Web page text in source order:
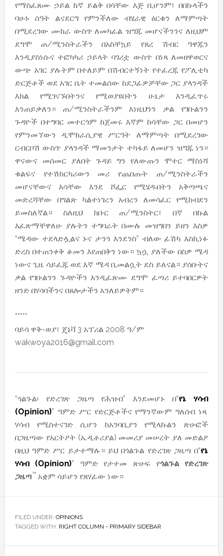
የማስፈጸሙ ኃይል ከኛ ይልቅ በሳቸው እጅ ቢሆንም፣ በበኩላችን
ባሁኑ ሰዓት ልናደርግ የምንችለው ብሄራዊ ዕርቁን ለማምጣት
በሚደረገው ሙከራ ውስጥ ለመካፈል ዝግጁ መሆናችንንና ለዚህም
ደግሞ ጠ/ሚንስትራችን በአስቸኳይ የጸረ ሽብር ዓዋጁን
እንዲያስነሱና ተፎካካሪ ኃይላት ባገሪቷ ውስጥ በነጻ ለመዘዋወርና
ውጭ አገር ያሉትም በተለይም በሽብርተኝነት የተፈረጁ የፖሊቲካ
ድርጅቶች ወደ አገር ቤት ተመልሰው ከደጋፊዎቻቸው ጋር ያላንዳች
እክል የሚገናኙበትንና የሚወያዩበትን ሁኔታ እንዲፈጥሩ
እንጠይቃለን። ጠ/ሚንስትራችንም እነዚህንን ቃል የገቡልንን
ጉዳዮች በተግባር መተርጎም ከጀመሩ እኛም ከሳቸው ጋር በመሆን
የምንመኘውን ዲሞክራሲያዊ ሥርዓት ለማምጣት በሚደረገው
ርብርቦሽ ውስጥ ያላንዳች ማመንታት ተካፋይ ለመሆን ዝግጁ ነን።
ዋናውና መሰመር ያለበት ጉዳይ ግን የለውጡን ሞተር ማስነሻ
ቁልፍና የተሽከርካሪውን መሪ የጨበጡት ጠ/ሚንስትራችን
መሆናቸውና እሳቸው እንደ ሾፌር የሚሄዱበትን አቅጣጫና
መድረሻቸው በግልጽ ካልተነገረን አብረን ለመሳፈር የሚከብደን
ይመስለኛል። ስለዚህ ክቡር ጠ/ሚንስትር፣ በኛ በኩል
እፈጽማቸዋለሁ ያሉትን ተግባራት በሙሉ መዝግበን ይዘን እስዎ
“ሜዳው ተደላድሏልና ኑና ታንጎ እንደንስ” ብለው ፊሽካ እስኪነፉ
ድረስ በተጠንቀቅ ቆመን እየጠበቅን ነው። ኳሷ ያለችው በስዎ ሜዳ
ነውና ጊዜ ሳይፈጁ ወደ እኛ ሜዳ ቢመልሷት ደስ ይለናል። ያሰቡትና
ቃል የገቡልንን ጉዳዮችን እንዲፈጽሙ ደግሞ ፈጣሪ ይተባበርዎት
ዘንድ በሃሳባችንና በጸሎታችን አንለይዎትም።
*****
ባይሳ ዋቅ-ወያ፣ ጄኔቫ 3 አፕሪል 2008 ዓ/ም
wakwoya2016@gmail.com
“ጎልጉል፡ የድረገጽ ጋዜጣ የሕዝብ” እንደመሆኑ በ“የኔ
ሃሳብ
(Opinion)” ዓምድ ሥር የድርጅቶችና የማንኛውም ግለሰብ ነጻ
ሃሳብ የሚስተናገድ ሲሆን ከአንባቢያን የሚላኩልን ጽሁፎች
በጋዜጣው የአርትዖት (ኤዲቶሪያል) መመሪያ መሠረት ያለ መድልዖ
በዚህ ዓምድ ሥር ይታተማሉ። ይህ በጎልጉል የድረገጽ ጋዜጣ በ“የኔ
ሃሳብ(Opinion)” ዓምድ የታተመ ጽሁፍ የጎልጉል
የድረገጽ
ጋዜጣ™ አቋም ሳይሆን የጸሃፊው ነው።
FILED UNDER: OPINIONS
TAGGED WITH: RIGHT COLUMN - PRIMARY SIDEBAR